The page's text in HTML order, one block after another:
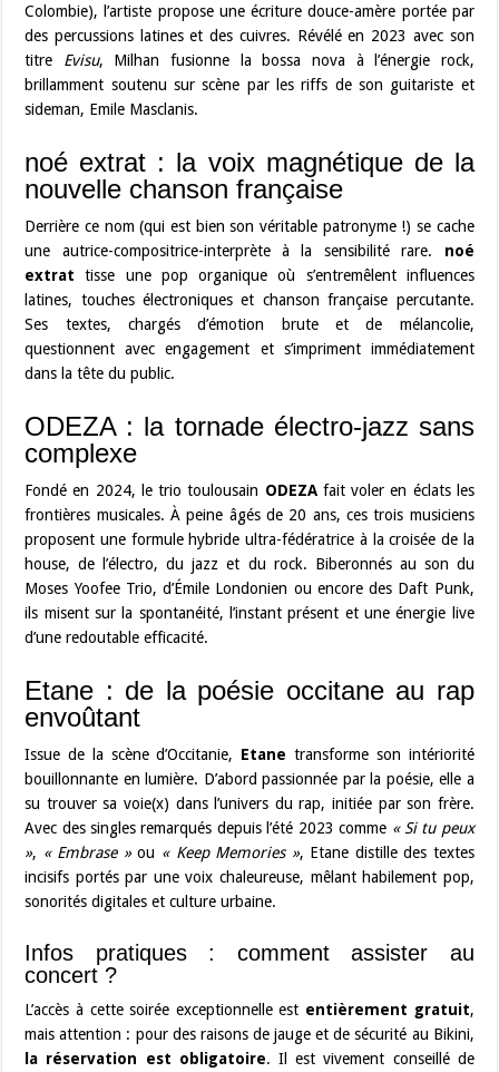
Colombie), l’artiste propose une écriture douce-amère portée par
des percussions latines et des cuivres. Révélé en 2023 avec son
titre Evisu, Milhan fusionne la bossa nova à l’énergie rock,
brillamment soutenu sur scène par les riffs de son guitariste et
sideman, Emile Masclanis.
noé extrat : la voix magnétique de la
nouvelle chanson française
Derrière ce nom (qui est bien son véritable patronyme !) se cache
une autrice-compositrice-interprète à la sensibilité rare. noé
extrat tisse une pop organique où s’entremêlent influences
latines, touches électroniques et chanson française percutante.
Ses textes, chargés d’émotion brute et de mélancolie,
questionnent avec engagement et s’impriment immédiatement
dans la tête du public.
ODEZA : la tornade électro-jazz sans
complexe
Fondé en 2024, le trio toulousain ODEZAfait voler en éclats les
frontières musicales. À peine âgés de 20 ans, ces trois musiciens
proposent une formule hybride ultra-fédératrice à la croisée de la
house, de l’électro, du jazz et du rock. Biberonnés au son du
Moses Yoofee Trio, d’Émile Londonien ou encore des Daft Punk,
ils misent sur la spontanéité, l’instant présent et une énergie live
d’une redoutable efficacité.
Etane : de la poésie occitane au rap
envoûtant
Issue de la scène d’Occitanie, Etane transforme son intériorité
bouillonnante en lumière. D’abord passionnée par la poésie, elle a
su trouver sa voie(x) dans l’univers du rap, initiée par son frère.
Avec des singles remarqués depuis l’été 2023 comme « Si tu peux
», « Embrase »ou « Keep Memories », Etane distille des textes
incisifs portés par une voix chaleureuse, mêlant habilement pop,
sonorités digitales et culture urbaine.
Infos pratiques : comment assister au
concert ?
L’accès à cette soirée exceptionnelle est entièrement gratuit,
mais attention : pour des raisons de jauge et de sécurité au Bikini,
la réservation est obligatoire. Il est vivement conseillé de